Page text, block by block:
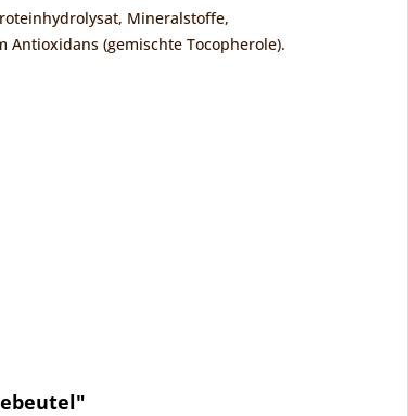
Mineralstoffe,
(gemischte Tocopherole).